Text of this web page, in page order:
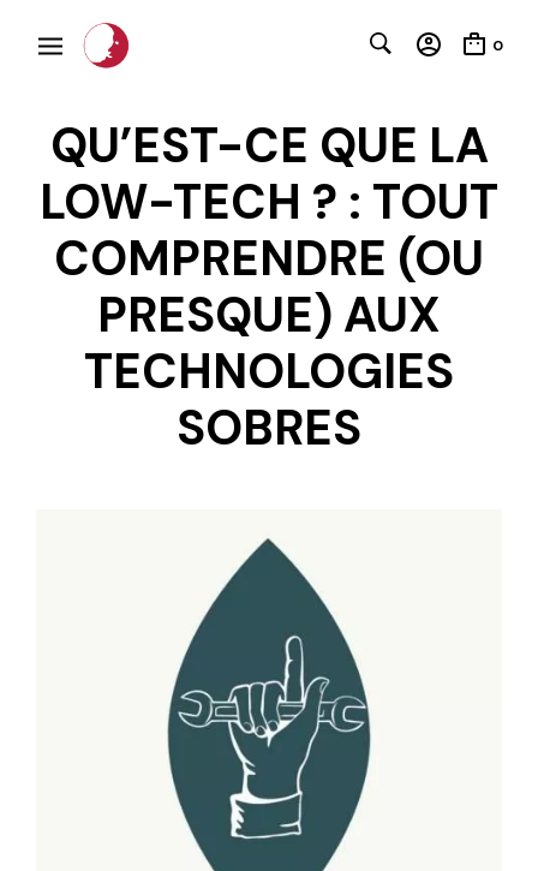
0
QU’EST-CE QUE LA
LOW-TECH ? : TOUT
COMPRENDRE (OU
PRESQUE) AUX
TECHNOLOGIES
SOBRES